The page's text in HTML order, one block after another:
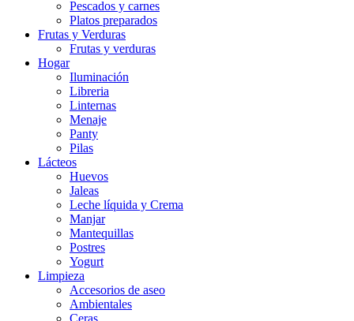
Pescados y carnes
Platos preparados
Frutas y Verduras
Frutas y verduras
Hogar
Iluminación
Libreria
Linternas
Menaje
Panty
Pilas
Lácteos
Huevos
Jaleas
Leche líquida y Crema
Manjar
Mantequillas
Postres
Yogurt
Limpieza
Accesorios de aseo
Ambientales
Ceras